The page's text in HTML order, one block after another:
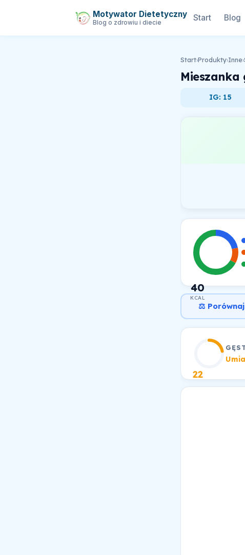
Motywator Dietetyczny
Blog o zdrowiu i diecie Start Blog
Start›Produkty›Inne›
IG: 15
40
KCAL
⚖️
22